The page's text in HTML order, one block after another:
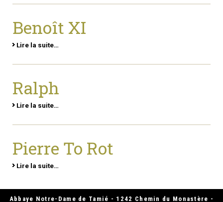
Benoît XI
Lire la suite…
Ralph
Lire la suite…
Pierre To Rot
Lire la suite…
Abbaye Notre-Dame de Tamié - 1242 Chemin du Monastère -